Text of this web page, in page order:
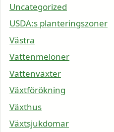
Uncategorized
USDA:s planteringszoner
Västra
Vattenmeloner
Vattenväxter
Växtförökning
Växthus
Växtsjukdomar